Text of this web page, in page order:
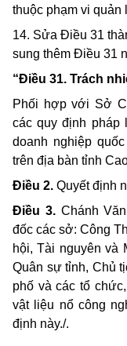
thuộc phạm vi quản
14. Sửa Điều 31
sung thêm Điều 31
“Điều 31. Trách
Phối hợp với Sở
các quy định pháp
doanh nghiệp
trên địa bàn tỉnh
Điều 2. Quyết định
Điều 3.Chánh
đốc các sở: Công
hội, Tài nguyên và
Quân sự tỉnh, Chủ
phố và các tổ
vật liệu nổ công
định này./.